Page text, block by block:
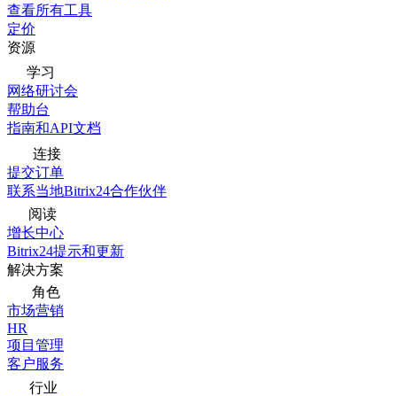
查看所有工具
定价
资源
学习
网络研讨会
帮助台
指南和API文档
连接
提交订单
联系当地Bitrix24合作伙伴
阅读
增长中心
Bitrix24提示和更新
解决方案
角色
市场营销
HR
项目管理
客户服务
行业